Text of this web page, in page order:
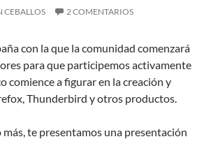
CEBALLOS 2 COMENTARIOS
con la que la comunidad comenzará
para que participemos activamente
comience a figurar en la creación y
Thunderbird y otros productos.
te presentamos una presentación